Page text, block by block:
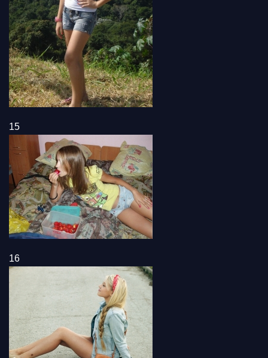
15
16